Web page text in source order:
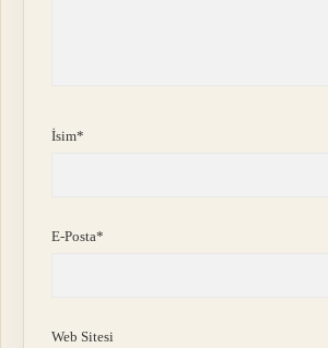
İsim*
E-Posta*
Web Sitesi